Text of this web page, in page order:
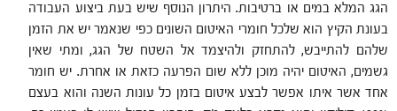
הגג המלא במים או ברטיבות. היתרון הנוסף שיש בעת ביצוע העבודה
בעונת הקיץ הוא שלכל חומרי האיטום השונים כפי שנאמר יש את הזמן
שלהם להתייבש, להתחזק ולהיצמד אל השטח של הגג, ומתי שאין
גשמים, האיטום יהיה מוכן ללא שום הפרעה כזאת או אחרת. יש חומר
אחד אשר איתו אפשר לבצע איטום בזמן כל עונות השנה והוא בעצם